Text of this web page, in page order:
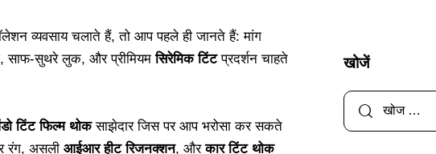
व्यवसाय चलाते हैं, तो आप पहले ही जानते हैं: मांग
साफ-सुथरे लुक, और प्रीमियमसिरेमिक टिंटप्रदर्शन चाहते
टिंट फिल्म थोकसाझेदार जिस पर आप भरोसा कर सकते
रंग, असली आईआर हीट रिजनक्शन, औरकार टिंट थोक
खोजें